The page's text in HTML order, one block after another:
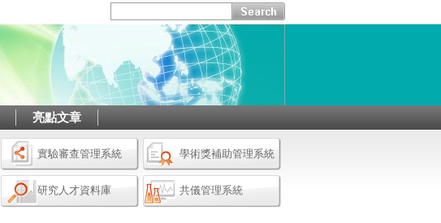
亮點文章
實驗審查管理系統 學術獎補助管理系統
研究人才資料庫 共儀管理系統